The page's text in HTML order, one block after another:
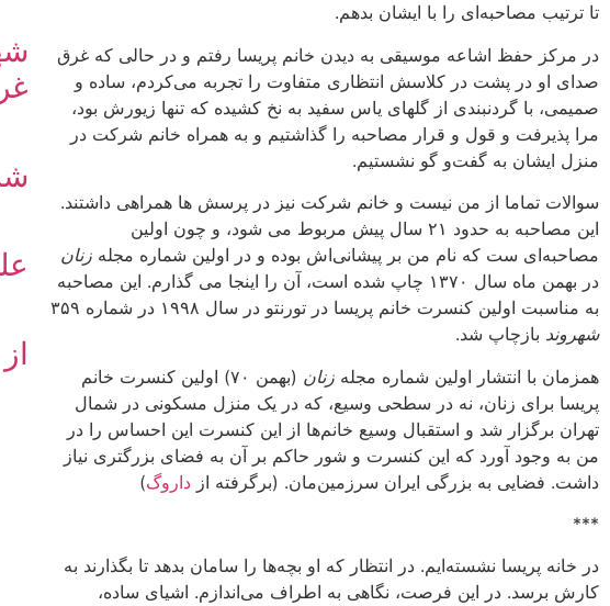
تا ترتیب مصاحبه‌اى را با ایشان بدهم.
در مرکز حفظ اشاعه‌ موسیقى به دیدن خانم پریسا رفتم و در حالى که غرق
صداى او در پشت در کلاسش‏ انتظارى متفاوت را تجربه مى‌کردم، ساده و
صمیمى، با گردنبندى از گلهاى یاس‏ سفید به نخ کشیده که تنها زیورش‏ بود،
مرا پذیرفت و قول و قرار مصاحبه را گذاشتیم و به همراه خانم شرکت در
منزل ایشان به گفت‌و گو نشستیم.
سوالات تماما از من نیست و خانم شرکت نیز در پرسش ها همراهی داشتند.
این مصاحبه به حدود ۲۱ سال پیش مربوط می شود، و چون اولین
مصاحبه‌ای ست که نام من بر پیشانی‌اش بوده و در اولین شماره مجله زنان
در بهمن ماه سال ۱۳۷۰ چاپ شده است، آن را اینجا می گذارم. این مصاحبه
به مناسبت اولین کنسرت خانم پریسا در تورنتو در سال ۱۹۹۸ در شماره ۳۵۹
شهروند بازچاپ شد.
همزمان با انتشار اولین شماره‌ مجله زنان
(بهمن ۷۰) اولین کنسرت خانم
پریسا براى زنان، نه در سطحى وسیع، که در یک منزل مسکونى در شمال
تهران برگزار شد و استقبال وسیع خانم‌ها از این کنسرت این احساس‏ را در
من به وجود آورد که این کنسرت و شور حاکم بر آن به فضاى بزرگترى نیاز
داشت. فضایى به بزرگى ایران سرزمین‌مان. (برگرفته از داروگ)
***
در خانه‌ پریسا نشسته‌ایم. در انتظار که او بچه‌ها را سامان بدهد تا بگذارند به
کارش‏ برسد. در این فرصت، نگاهى به اطراف مى‌اندازم. اشیاى ساده،